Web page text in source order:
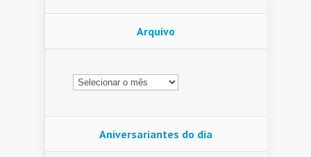
Arquivo
Arquivo
Aniversariantes do dia